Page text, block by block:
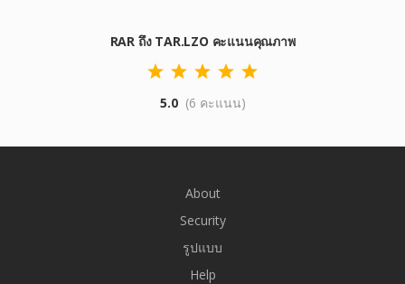
RAR ถึง TAR.LZO คะแนนคุณภาพ
5.0 (6 คะแนน)
About
Security
รูปแบบ
Help